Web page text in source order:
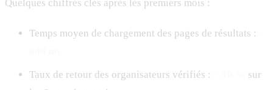
Quelques chiffres clés après les premiers mois :
Temps moyen de chargement des pages de résultats :
Taux de retour des organisateurs vérifiés :
sur